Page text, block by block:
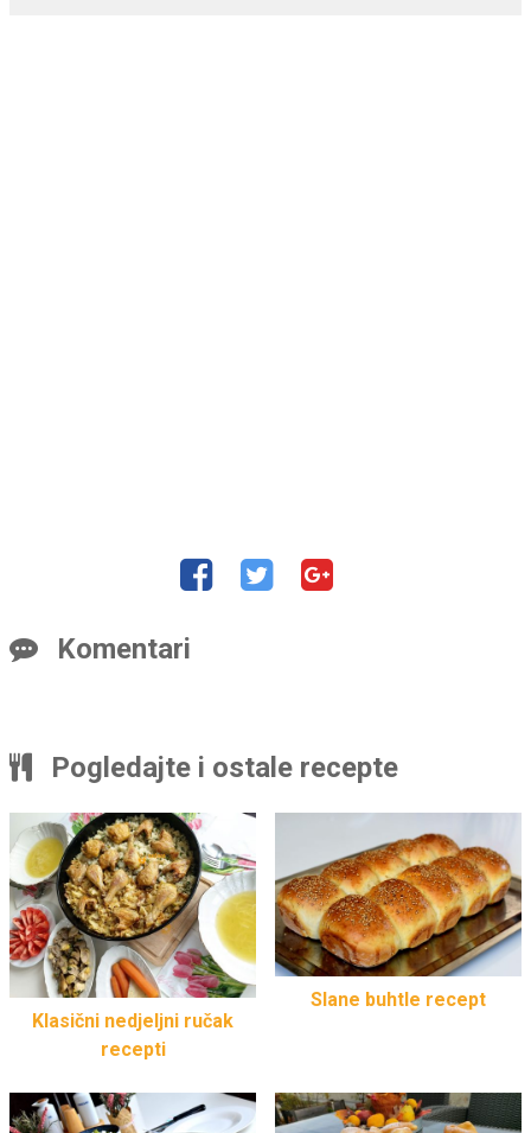
Komentari
Pogledajte i ostale recepte
Klasični nedjeljni ručak
recepti
Slane buhtle recept